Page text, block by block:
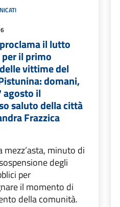
il lutto
il primo
vittime del
domani,
agosto il
saluto della città
Frazzica
mezz’asta, minuto di
degli
per
il momento di
della comunità.